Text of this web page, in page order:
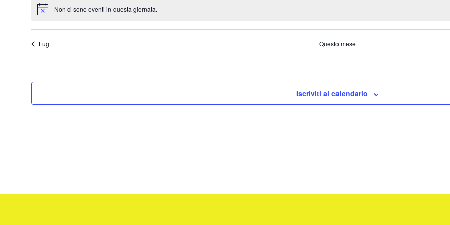
Notice Non ci sono eventi in questa giornata.
Lug Questo mese
Iscriviti al calendario